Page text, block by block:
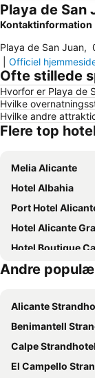
Playa de San
Kontaktinformation
Playa de San Juan,
Officiel
Ofte stillede
Hvorfor er Playa de
Hvilke
Hvilke andre
Flere top
Melia Alicante
Hotel Albahia
Port Hotel Alicante
Hotel Alicante Gran Sol
Hotel Boutique Calas
Eurostars
Daniya Alicante
NH Alicante
Hospes Amerigo
Hotel Serawa
Andre
Alicante
Benimantell
Calpe
El Campello